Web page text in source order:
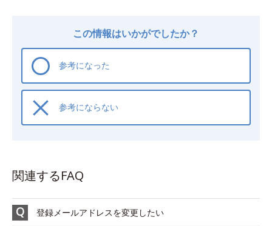
この情報はいかがでしたか？
参考になった
参考にならない
関連するFAQ
登録メールアドレスを変更したい